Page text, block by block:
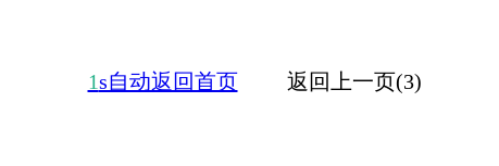
1s自动返回首页 返回上一页(3)